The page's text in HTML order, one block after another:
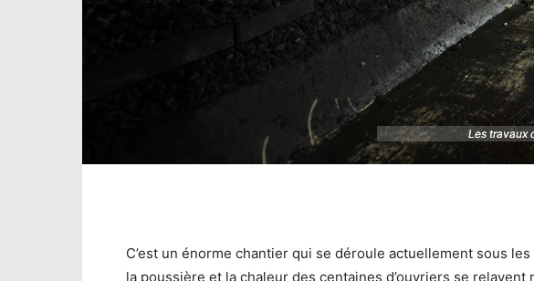
Les travaux
Les travaux
C’est un énorme chantier qui se déroule actuellement sous
la poussière et la chaleur des centaines d’ouvriers se